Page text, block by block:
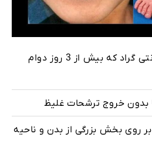
تب بالای 39 درجه سانتی گراد که بیش از 3 روز دوام
خروج ترشحات غلیظ
روی بخش بزرگی از بدن و ناحیه